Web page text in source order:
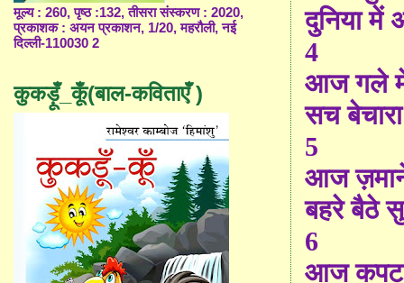
दुनिया में
4
आज गले
सच
5
आज
बहरे बैठे
6
आज कपट
मूल्य : 260, पृष्ठ :132, तीसरा संस्करण : 2020,
प्रकाशक : अयन प्रकाशन, 1/20, महरौली, नई
दिल्ली-110030 2
कुकड़ूँ_कूँ(बाल-कविताएँ )